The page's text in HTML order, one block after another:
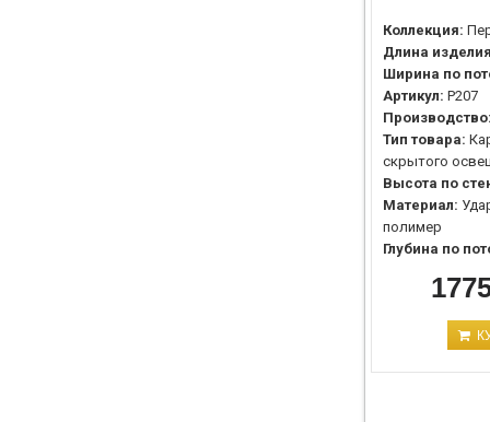
Коллекция:
Длина
Ширина по
Артикул: P207
Тип товара:
скрытого
Высота по
Материал:
полимер
Глубина по